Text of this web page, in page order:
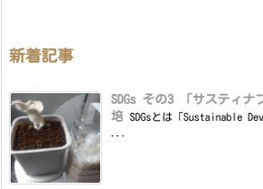
新着記事
SDGs その3 「サスティナ
培 SDGsとは「Sustainable